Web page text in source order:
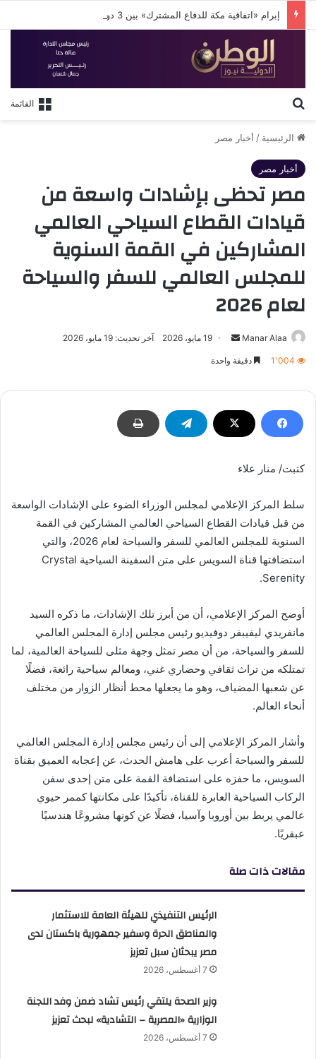
إبرام «اتفاقية مكة للدفاع المشترك» بين 3 دول إسلامية
القائمة
الرئيسية / أخبار مصر
أخبار مصر
مصر تحظى بإشادات واسعة من
قيادات القطاع السياحي العالمي
المشاركين في القمة السنوية
للمجلس العالمي للسفر والسياحة
لعام 2026
Manar Alaa
أرسل 19 مايو، 2026 آخر تحديث: 19 مايو، 2026
1٬004 دقيقة واحدة
كتبت/ منار علاء
سلط المركز الإعلامي لمجلس الوزراء الضوء على الإشادات الواسعة
من قبل قيادات القطاع السياحي العالمي المشاركين في القمة
السنوية للمجلس العالمي للسفر والسياحة لعام 2026، والتي
استضافتها قناة السويس على متن السفينة السياحية Crystal
Serenity.
أوضح المركز الإعلامي، أن من أبرز تلك الإشادات، ما ذكره السيد
مانفريدي ليفيبفر دوفيديو رئيس مجلس إدارة المجلس العالمي
للسفر والسياحة، من أن مصر تمثل وجهة مثلى للسياحة العالمية، لما
تمتلكه من تراث ثقافي وحضاري غني، ومعالم سياحية رائعة، فضلًا
عن شعبها المضياف، وهو ما يجعلها محط أنظار الزوار من مختلف
أنحاء العالم.
وأشار المركز الإعلامي إلى أن رئيس مجلس إدارة المجلس العالمي
للسفر والسياحة أعرب على هامش الحدث، عن إعجابه العميق بقناة
السويس، ما حفزه على استضافة القمة على متن إحدى سفن
الركاب السياحية العابرة للقناة، تأكيدًا على مكانتها كممر حيوي
عالمي يربط بين أوروبا وآسيا، فضلًا عن كونها مشروعًا هندسيًا
عبقريًا.
مقالات ذات صلة
الرئيس التنفيذي للهيئة العامة للاستثمار
والمناطق الحرة وسفير جمهورية باكستان لدى
مصر يبحثان سبل تعزيز
7 أغسطس، 2026
وزير الصحة يلتقي رئيس تشاد ضمن وفد اللجنة
الوزارية «المصرية – التشادية» لبحث تعزيز
7 أغسطس، 2026